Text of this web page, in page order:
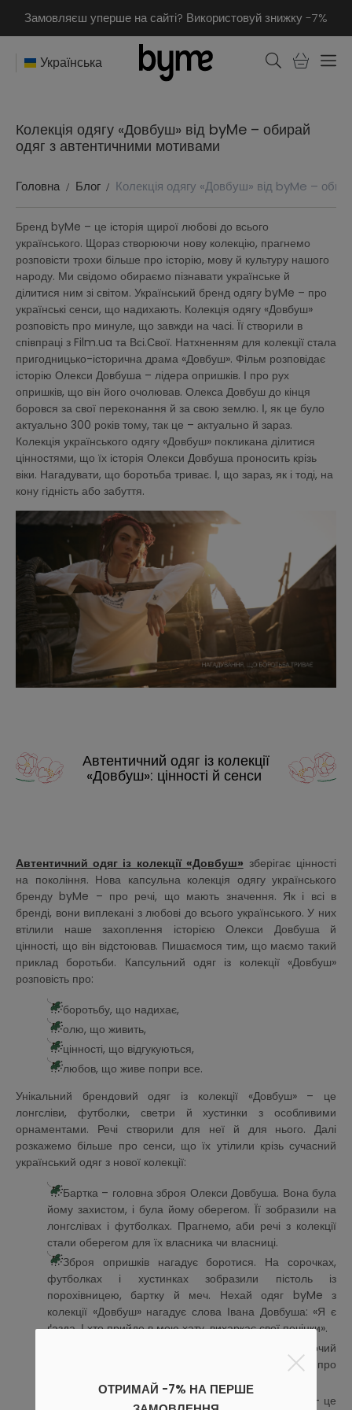
Замовляєш уперше на сайті? Використовуй знижку -7%
Українська
ОТРИМАЙ -7% НА ПЕРШЕ
Колекція одягу «Довбуш» від byMe – обирай
одяг з автентичними мотивами
Головна Блог Колекція одягу «Довбуш» від byMe –
Бренд byMe – це історія щирої любові до всього
українського. Щораз створюючи нову колекцію, прагнемо
розповісти трохи більше про історію, мову й культуру нашого
народу. Ми свідомо обираємо пізнавати українське й
ділитися ним зі світом. Український бренд одягу byMe – про
українські сенси, що надихають. Колекція одягу «Довбуш»
розповість про минуле, що завжди на часі. Її створили в
співпраці з Film.ua та Всі.Свої. Натхненням для колекції стала
пригодницько-історична драма «Довбуш». Фільм розповідає
історію Олекси Довбуша – лідера опришків. І про рух
опришків, що він його очолював. Олекса Довбуш до кінця
боровся за свої переконання й за свою землю. І, як це було
актуально 300 років тому, так це – актуально й зараз.
Колекція українського одягу «Довбуш» покликана ділитися
цінностями, що їх історія Олекси Довбуша проносить крізь
віки. Нагадувати, що боротьба триває. І, що зараз, як і тоді, на
кону гідність або забуття.
Автентичний одяг із колекції
«Довбуш»: цінності й сенси
Автентичний одяг із колекції «Довбуш» зберігає цінності
на покоління. Нова капсульна колекція одягу українського
бренду byMe – про речі, що мають значення. Як і всі в
бренді, вони виплекані з любові до всього українського. У них
втілили наше захоплення історією Олекси Довбуша й
цінності, що він відстоював. Пишаємося тим, що маємо такий
приклад боротьби. Капсульний одяг із колекції «Довбуш»
розповість про:
боротьбу, що надихає,
олю, що живить,
цінності, що відгукуються,
любов, що живе попри все.
Унікальний брендовий одяг із колекції «Довбуш» – це
лонгсліви, футболки, светри й хустинки з особливими
орнаментами. Речі створили для неї й для нього. Далі
розкажемо більше про сенси, що їх утілили крізь сучасний
український одяг з нової колекції:
Бартка – головна зброя Олекси Довбуша. Вона була
йому захистом, і була йому оберегом. Її зобразили на
лонгслівах і футболках. Прагнемо, аби речі з колекції
стали оберегом для їх власника чи власниці.
Зброя опришків нагадує боротися. На сорочках,
футболках і хустинках зобразили пістоль із
порохівницею, бартку й меч. Нехай одяг byMe з
колекції «Довбуш» нагадує слова Івана Довбуша: «Я є
ґазда. І хто прийде в мою хату, вихаркає свої печінки».
Потужними цитати з фільму прикрасили жіночий
лонгслів. Одягай його, аби розповісти світові про
На речах з колекції також знайдеш символ «ꙋ» – це